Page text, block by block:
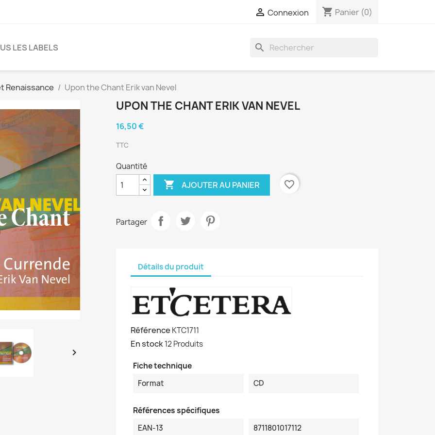
 Connexion shopping_cart Panier (0)
LES LABELS search
Renaissance Upon the Chant Erik van Nevel

UPON THE CHANT ERIK VAN NEVEL
16,50 €
TTC
Quantité
 AJOUTER AU PANIER favorite_border
Partager
Détails du produit
Référence KTC1711
En stock12 Produits
Fiche technique
Format
CD
Références spécifiques
EAN-13
8711801017112